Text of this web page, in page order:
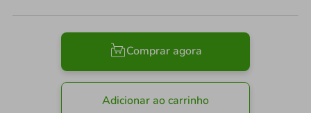
Comprar agora
Adicionar ao carrinho